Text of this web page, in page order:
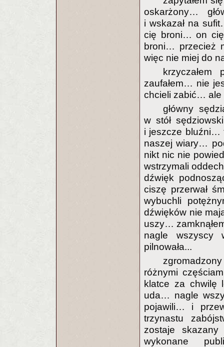
oskarżony…
i wskazał na
cię broni… on
broni… przecież
więc nie miej do
zaufałem… nie
chcieli zabić… ale
główny
w stół
i jeszcze bluźni…
naszej wiary…
nikt nic nie
wstrzymali
dźwięk
ciszę przerwał
wybuchli
dźwięków nie
uszy…
nagle
pilnowała...
różnymi
klatce za chwilę
uda… nagle
pojawili… i
trzynastu
zostaje
wykonane